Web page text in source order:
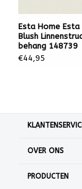
Esta Home Esta
Blush
behang 148739
€44,95
OVER ONS
PRODUCTEN